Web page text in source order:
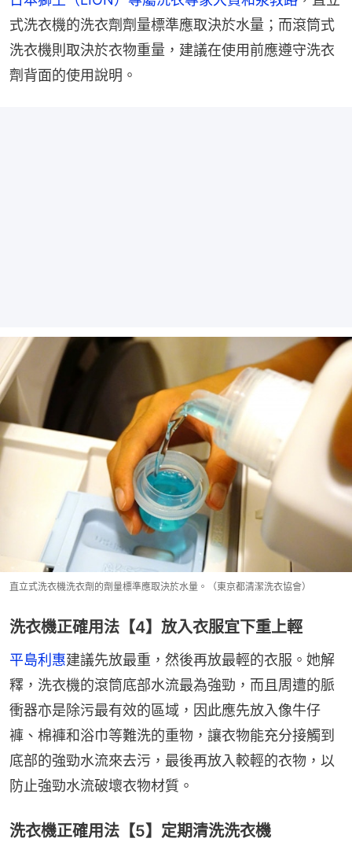
式洗衣機的洗衣劑劑量標準應取決於水量；而滾筒式
洗衣機則取決於衣物重量，建議在使用前應遵守洗衣
劑背面的使用說明。
直立式洗衣機洗衣劑的劑量標準應取決於水量。（東京都清潔洗衣協會）
洗衣機正確用法【4】放入衣服宜下重上輕
平島利惠建議先放最重，然後再放最輕的衣服。她解
釋，洗衣機的滾筒底部水流最為強勁，而且周遭的脈
衝器亦是除污最有效的區域，因此應先放入像牛仔
褲、棉褲和浴巾等難洗的重物，讓衣物能充分接觸到
底部的強勁水流來去污，最後再放入較輕的衣物，以
防止強勁水流破壞衣物材質。
洗衣機正確用法【5】定期清洗洗衣機